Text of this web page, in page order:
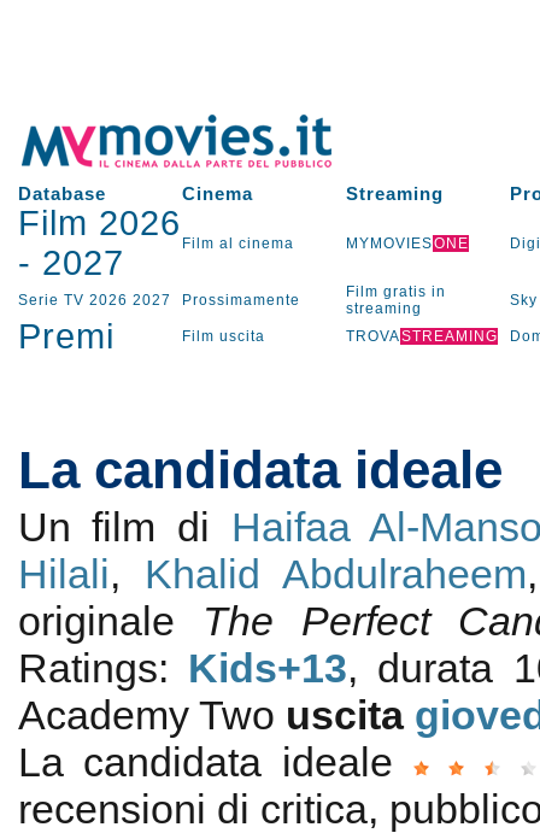
Database Cinema Streaming
Film 2026
- 2027 Film al cinema MYMOVIESONE
Serie TV 2026 2027 Prossimamente
Film gratis in
streaming
Sky
Premi Film uscita TROVASTREAMING
La candidata ideale
Un film di Haifaa Al-
Hilali, Khalid Abdulraheem
originale The Perfect
Ratings: Kids+13, durata
Academy Two uscita
La candidata ideale
recensioni di critica,